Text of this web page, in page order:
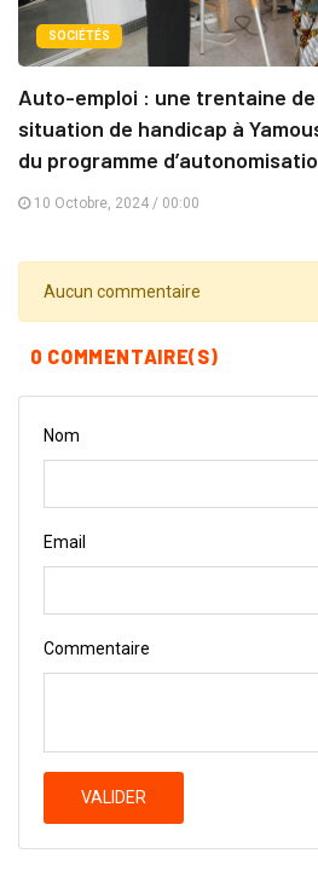
SOCIÉTÉS
Auto-emploi : une trentaine
situation de handicap à
du programme
10 Octobre, 2024 / 00:00
Aucun commentaire
0 COMMENTAIRE(S)
Nom
Email
Commentaire
VALIDER